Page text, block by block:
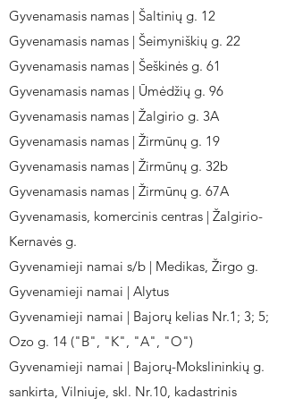
Gyvenamasis namas | Šaltinių g. 12
Gyvenamasis namas | Šeimyniškių g. 22
Gyvenamasis namas | Šeškinės g. 61
Gyvenamasis namas | Ūmėdžių g. 96
Gyvenamasis namas | Žalgirio g. 3A
Gyvenamasis namas | Žirmūnų g. 19
Gyvenamasis namas | Žirmūnų g. 32b
Gyvenamasis namas | Žirmūnų g. 67A
Gyvenamasis, komercinis centras | Žalgirio-
Kernavės g.
Gyvenamieji namai s/b | Medikas, Žirgo g.
Gyvenamieji namai | Alytus
Gyvenamieji namai | Bajorų kelias Nr.1; 3; 5;
Ozo g. 14 ("B", "K", "A", "O")
Gyvenamieji namai | Bajorų-Mokslininkių g.
sankirta, Vilniuje, skl. Nr.10, kadastrinis